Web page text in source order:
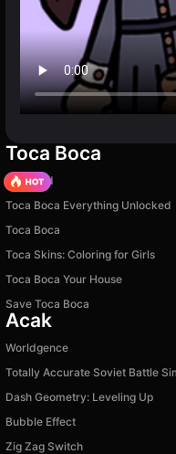
Toca Boca
TB World
Toca Boca Everything Unlocked
Toca Boca
Toca Skins: Coloring for Girls
Toca Boca Your House
Save Toca Boca
Acak
Worldgence
Totally Accurate Soviet Battle
Dash Geometry: Leveling Up
Bubble Effect
Zig Zag Switch